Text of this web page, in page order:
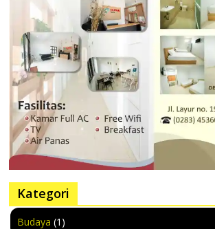
Kategori
Budaya (1)